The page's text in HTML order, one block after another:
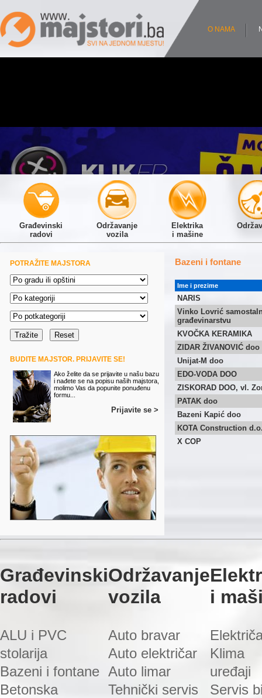
O NAMA
Građevinski
radovi
Održavanje
vozila
Elektrika
i mašine
POTRAŽITE MAJSTORA
BUDITE MAJSTOR. PRIJAVITE SE!
Ako želite da se prijavite u našu bazu
i nađete se na popisu naših majstora,
molimo Vas da popunite ponuđenu
formu...
Prijavite se >
Bazeni i fontane
Ime i prezime
NARIS
Vinko Lovrić
građevinarstvu
KVOČKA KERAMIKA
ZIDAR ŽIVANOVIĆ doo
Unijat-M doo
EDO-VODA DOO
ZISKORAD DOO, vl.
PATAK doo
Bazeni Kapić doo
KOTA Construction
X COP
Građevinski
radovi
ALU i PVC
stolarija
Bazeni i fontane
Betonska
Održavanje
vozila
Auto bravar
Auto električar
Auto limar
Tehnički servis
i
Klima
uređaji
Servis